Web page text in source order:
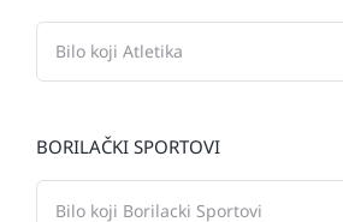
BORILAČKI SPORTOVI